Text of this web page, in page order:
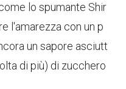
lo spumante Shir
l'amarezza con un p
un sapore asciutt
di più) di zucchero